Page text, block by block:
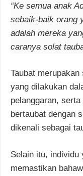
“Ke semua anak
sebaik-baik orang
adalah mereka
caranya solat
Taubat
yang dilakukan
pelanggaran,
bertaubat dengan
dikenali sebagai
Selain itu, individu
memastikan